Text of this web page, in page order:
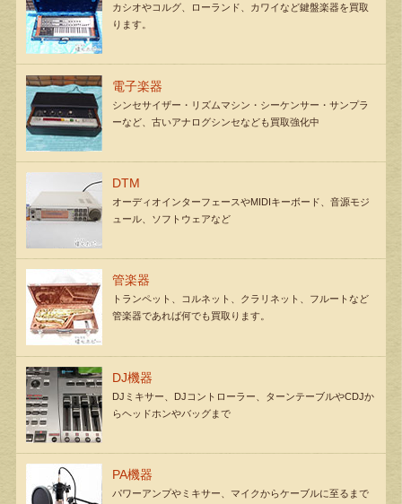
カシオやコルグ、ローランド、カワイなど鍵盤楽器を買取
ります。
電子楽器
シンセサイザー・リズムマシン・シーケンサー・サンプラ
ーなど、古いアナログシンセなども買取強化中
DTM
オーディオインターフェースやMIDIキーボード、音源モジ
ュール、ソフトウェアなど
管楽器
トランペット、コルネット、クラリネット、フルートなど
管楽器であれば何でも買取ります。
DJ機器
DJミキサー、DJコントローラー、ターンテーブルやCDJか
らヘッドホンやバッグまで
PA機器
パワーアンプやミキサー、マイクからケーブルに至るまで